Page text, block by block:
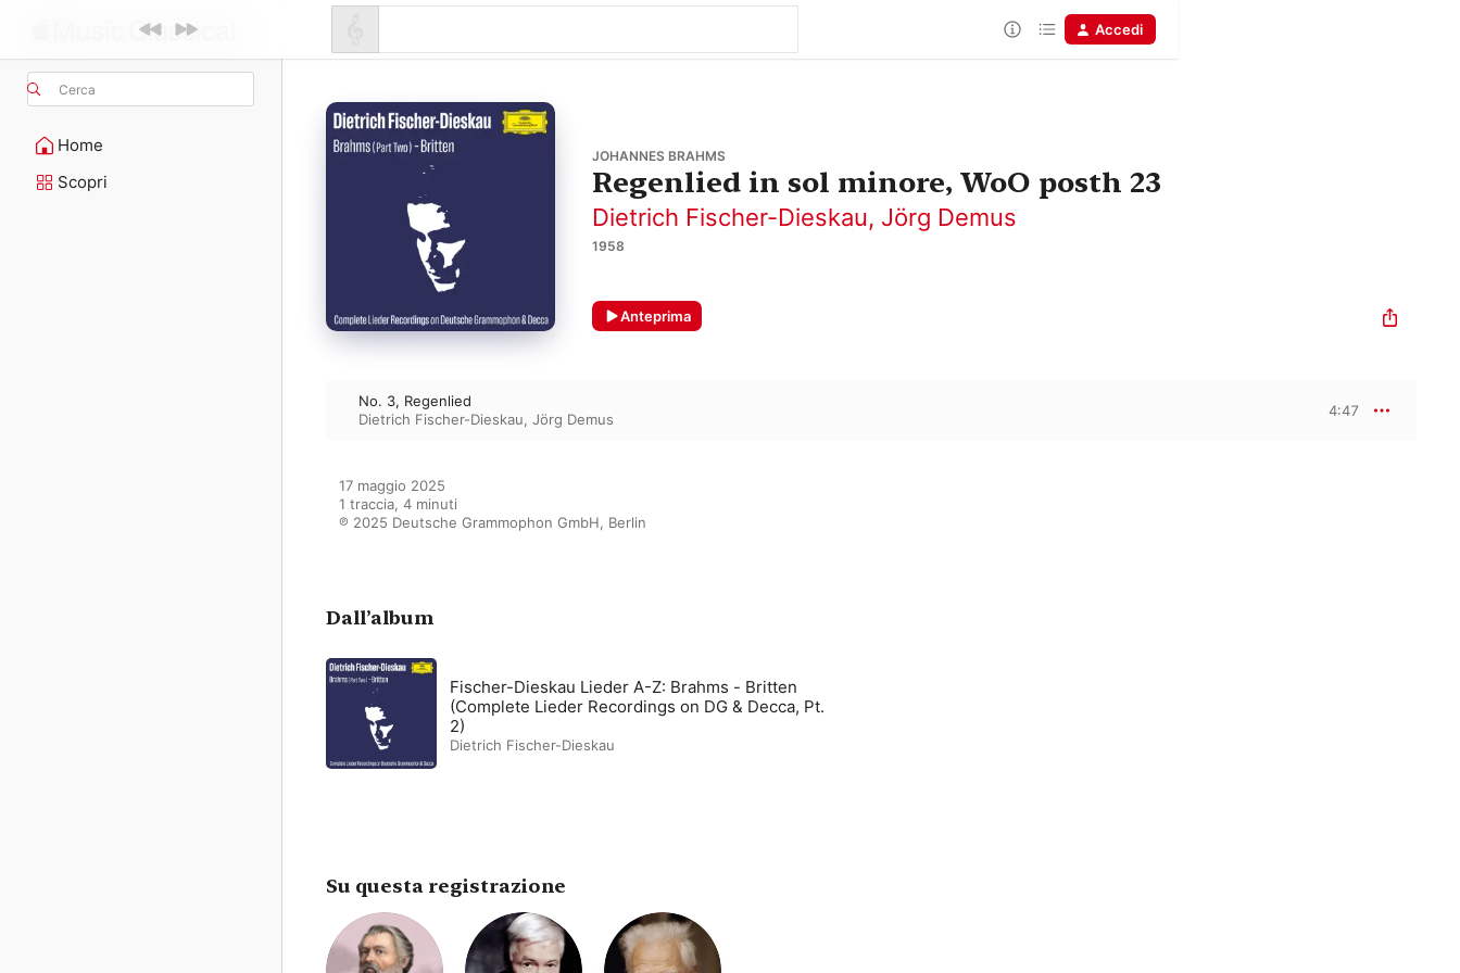
Cerca
Home
Scopri
Accedi
JOHANNES BRAHMS
Regenlied in sol minore, WoO posth 23
Dietrich Fischer-Dieskau, Jörg Demus
1958
Anteprima
No. 3, Regenlied
Dietrich Fischer-Dieskau, Jörg Demus
4:47
17 maggio 2025
1 traccia, 4 minuti
℗ 2025 Deutsche Grammophon GmbH, Berlin
Dall’album
Fischer-Dieskau Lieder A-Z: Brahms - Britten
(Complete Lieder Recordings on DG & Decca, Pt.
2)
Dietrich Fischer-Dieskau
Su questa registrazione